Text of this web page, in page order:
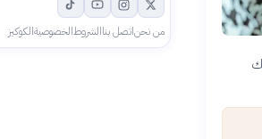
من نحناتصل بناالشروطالخصوصيةالكوكيز